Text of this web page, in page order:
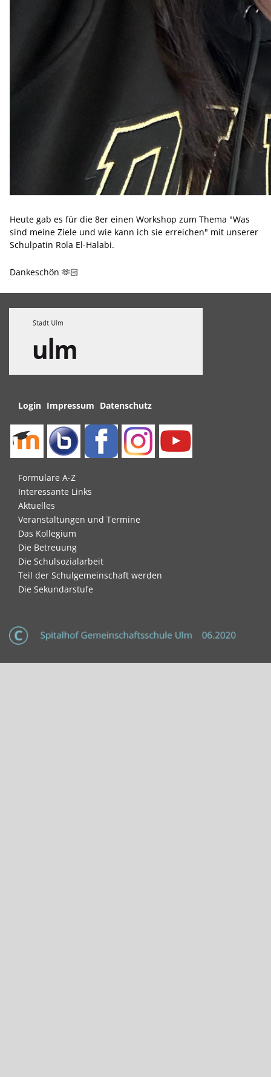
Heute gab es für die 8er einen Workshop zum Thema "Was
sind meine Ziele und wie kann ich sie erreichen" mit unserer
Schulpatin Rola El-Halabi.
Dankeschön 🫶🏻
Navigation
Login Impressum Datenschutz
Navigation
überspringen
Formulare A-Z
Interessante Links
Aktuelles
Veranstaltungen und Termine
Das Kollegium
Die Betreuung
Die Schulsozialarbeit
Teil der Schulgemeinschaft werden
Die Sekundarstufe